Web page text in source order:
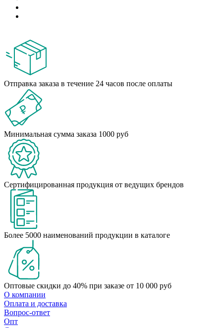
Отправка заказа в течение 24 часов после оплаты
Минимальная сумма заказа 1000 руб
Сертифицированная продукция от ведущих брендов
Более 5000 наименований продукции в каталоге
Оптовые скидки до 40% при заказе от 10 000 руб
О компании
Оплата и доставка
Вопрос-ответ
Опт